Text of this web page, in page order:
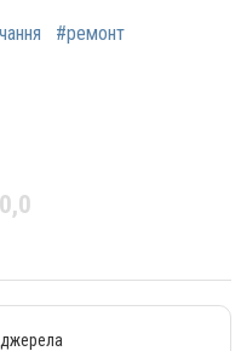
#ремонт
0,0
джерела